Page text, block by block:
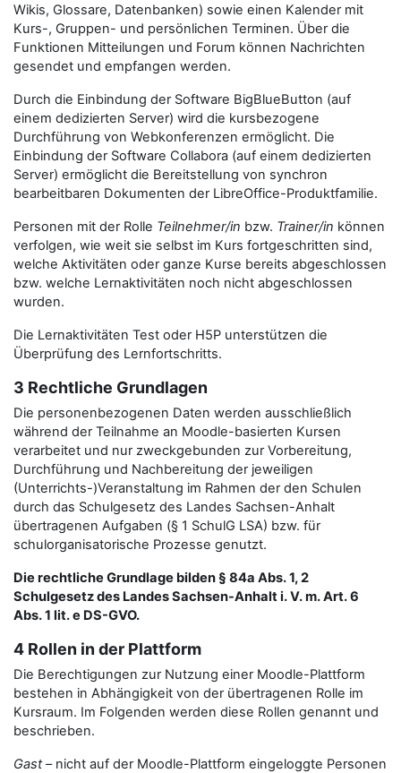
Wikis, Glossare, Datenbanken) sowie einen Kalender mit
Kurs-, Gruppen- und persönlichen Terminen. Über die
Funktionen Mitteilungen und Forum können Nachrichten
gesendet und empfangen werden.
Durch die Einbindung der Software BigBlueButton (auf
einem dedizierten Server) wird die kursbezogene
Durchführung von Webkonferenzen ermöglicht. Die
Einbindung der Software Collabora (auf einem dedizierten
Server) ermöglicht die Bereitstellung von synchron
bearbeitbaren Dokumenten der LibreOffice-Produktfamilie.
Personen mit der Rolle Teilnehmer/in bzw. Trainer/in können
verfolgen, wie weit sie selbst im Kurs fortgeschritten sind,
welche Aktivitäten oder ganze Kurse bereits abgeschlossen
bzw. welche Lernaktivitäten noch nicht abgeschlossen
wurden.
Die Lernaktivitäten Test oder H5P unterstützen die
Überprüfung des Lernfortschritts.
3 Rechtliche Grundlagen
Die personenbezogenen Daten werden ausschließlich
während der Teilnahme an Moodle-basierten Kursen
verarbeitet und nur zweckgebunden zur Vorbereitung,
Durchführung und Nachbereitung der jeweiligen
(Unterrichts-)Veranstaltung im Rahmen der den Schulen
durch das Schulgesetz des Landes Sachsen-Anhalt
übertragenen Aufgaben (§ 1 SchulG LSA) bzw. für
schulorganisatorische Prozesse genutzt.
Die rechtliche Grundlage bilden § 84a Abs. 1, 2
Schulgesetz des Landes Sachsen-Anhalt i. V. m. Art. 6
Abs. 1 lit. e DS-GVO.
4 Rollen in der Plattform
Die Berechtigungen zur Nutzung einer Moodle-Plattform
bestehen in Abhängigkeit von der übertragenen Rolle im
Kursraum. Im Folgenden werden diese Rollen genannt und
beschrieben.
Gast– nicht auf der Moodle-Plattform eingeloggte Personen